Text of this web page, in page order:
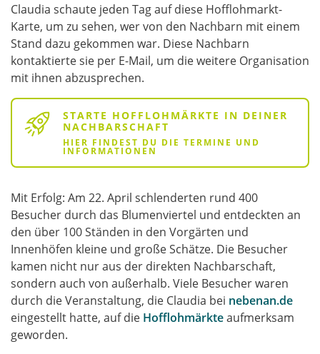
Claudia schaute jeden Tag auf diese Hofflohmarkt-
Karte, um zu sehen, wer von den Nachbarn mit einem
Stand dazu gekommen war. Diese Nachbarn
kontaktierte sie per E-Mail, um die weitere Organisation
mit ihnen abzusprechen.
STARTE HOFFLOHMÄRKTE IN DEINER
NACHBARSCHAFT
HIER FINDEST DU DIE TERMINE UND
INFORMATIONEN
Mit Erfolg: Am 22. April schlenderten rund 400
Besucher durch das Blumenviertel und entdeckten an
den über 100 Ständen in den Vorgärten und
Innenhöfen kleine und große Schätze. Die Besucher
kamen nicht nur aus der direkten Nachbarschaft,
sondern auch von außerhalb. Viele Besucher waren
durch die Veranstaltung, die Claudia bei nebenan.de
eingestellt hatte, auf die Hofflohmärkteaufmerksam
geworden.